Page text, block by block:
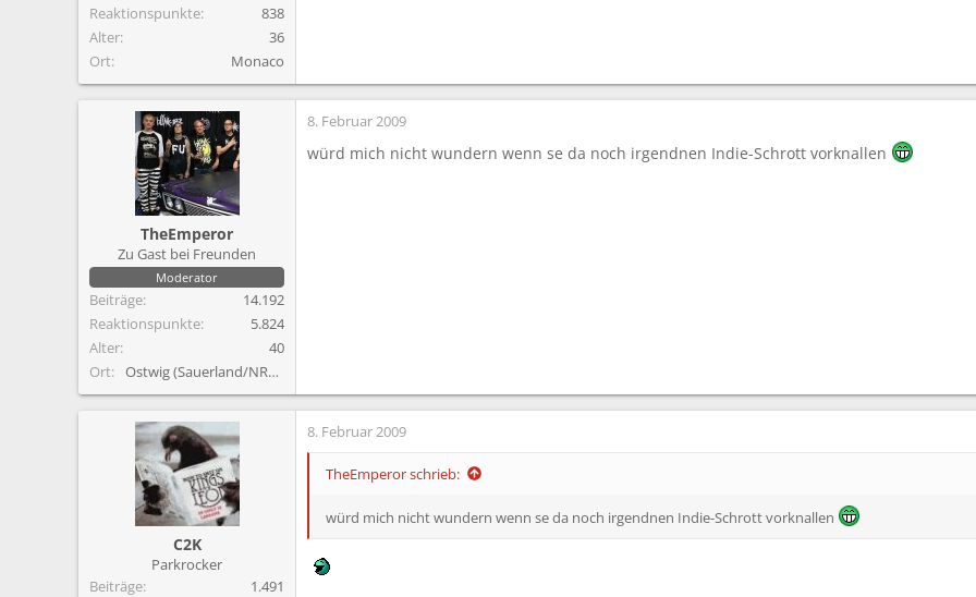
Reaktionspunkte
838
Alter
36
Ort
Monaco
TheEmperor
Zu Gast bei Freunden
Moderator
Beiträge
14.192
Reaktionspunkte
5.824
Alter
40
Ort
Ostwig (Sauerland/NRW)
8. Februar 2009
würd mich nicht wundern wenn se da noch irgendnen Indie-Schrott vorknallen
C2K
Parkrocker
Beiträge
1.491
8. Februar 2009
TheEmperor schrieb:
würd mich nicht wundern wenn se da noch irgendnen Indie-Schrott vorknallen